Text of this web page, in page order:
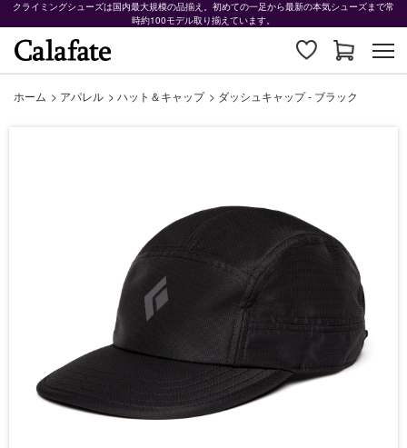
クライミングシューズは国内最大規模の品揃え。初めての一足から最新の本気シューズまで常
時約100モデル取り揃えています。
ホーム > アパレル > ハット＆キャップ > ダッシュキャップ - ブラック